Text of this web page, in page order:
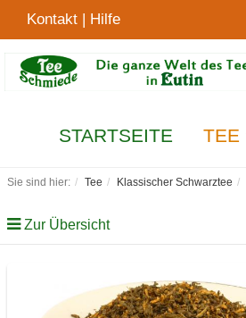
Kontakt | Hilfe
STARTSEITE TEE
Sie sind hier: Tee Klassischer Schwarztee
Zur Übersicht